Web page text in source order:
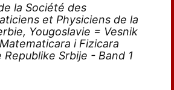
la Société des
et Physiciens de la
Yougoslavie = Vesnik
i Fizicara
Republike Srbije - Band 1